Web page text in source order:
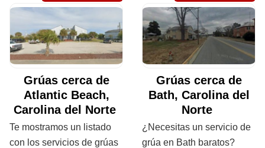
Grúas cerca de
Atlantic Beach,
Carolina del Norte
Te mostramos un listado
con los servicios de grúas
Grúas cerca de
Bath, Carolina del
Norte
¿Necesitas un servicio de
grúa en Bath baratos?